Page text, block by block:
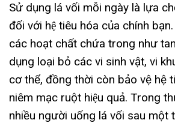
Sử dụng lá vối mỗi ngày là lựa
đối với hệ tiêu hóa của chính
các hoạt chất chứa trong như
dụng loại bỏ các vi sinh vật, vi
cơ thể, đồng thời còn bảo vệ hệ
niêm mạc ruột hiệu quả. Trong
nhiều người uống lá vối sau một